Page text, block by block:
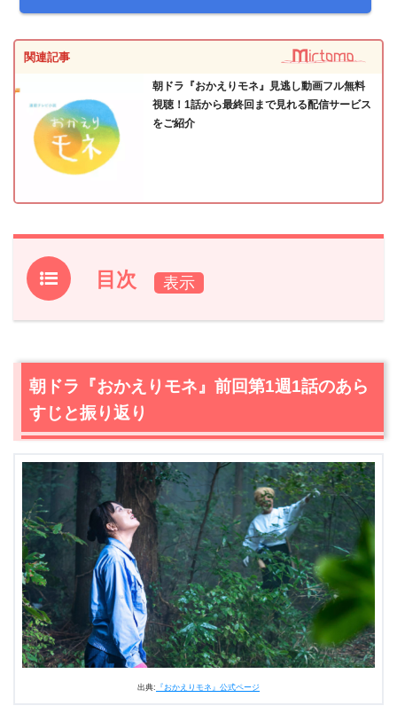
関連記事
朝ドラ『おかえりモネ』見逃し動画フル無料
視聴！1話から最終回まで見れる配信サービス
をご紹介
目次
1.朝ドラ『おかえりモネ』前回第1週1話のあらすじと振り
【ネタバレ】朝ドラ『おかえりモネ』第1週2話あらす
じ・感想
2.1樹齢300年の樹のようにゆっくりと
（夏木マリ）
2.3
テレビで夢を語る妹・未知（蒔田彩珠）。それを見た
百音（清原果耶）は…
3.
朝ドラ『おかえりモネ』第1週2話あらすじ・ネタバレ感
想まとめ
朝ドラ『おかえりモネ』前回第1週1話のあら
すじと振り返り
出典: 『おかえりモネ』公式ページ